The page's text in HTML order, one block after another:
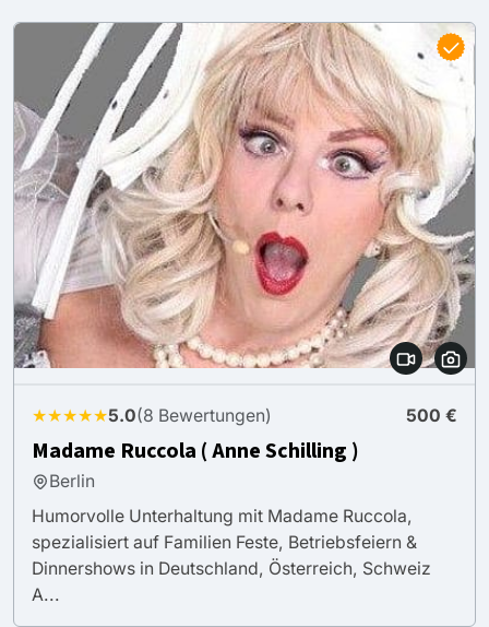
★★★★★5.0(8 Bewertungen) 500 €
Madame Ruccola ( Anne Schilling )
Berlin
Humorvolle Unterhaltung mit Madame Ruccola,
spezialisiert auf Familien Feste, Betriebsfeiern &
Dinnershows in Deutschland, Österreich, Schweiz
A...